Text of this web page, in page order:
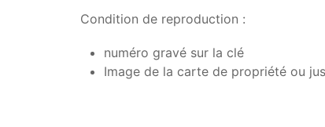
Condition de reproduction :
numéro gravé sur la clé
Image de la carte de propriété ou